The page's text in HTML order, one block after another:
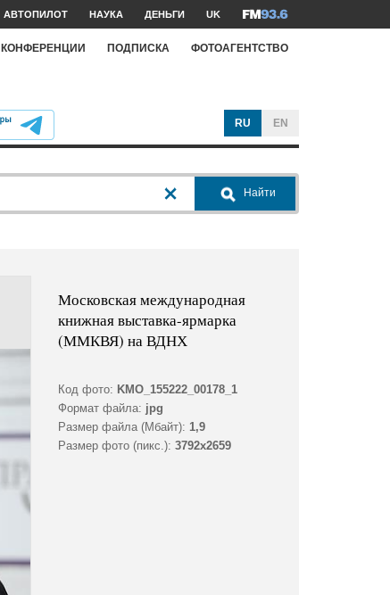
АВТОПИЛОТ НАУКА ДЕНЬГИ UK
КОНФЕРЕНЦИИ ПОДПИСКА ФОТОАГЕНТСТВО
RU EN
Найти
Московская международная
книжная выставка-ярмарка
(ММКВЯ) на ВДНХ
Код фото: KMO_155222_00178_1
Формат файла: jpg
Размер файла (Мбайт): 1,9
Размер фото (пикс.): 3792x2659